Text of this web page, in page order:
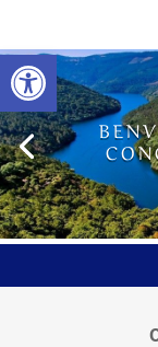
Abrir barra de